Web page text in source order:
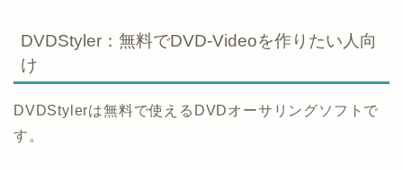
DVDStyler：無料でDVD-Videoを作りたい人向
け
DVDStylerは無料で使えるDVDオーサリングソフトで
す。